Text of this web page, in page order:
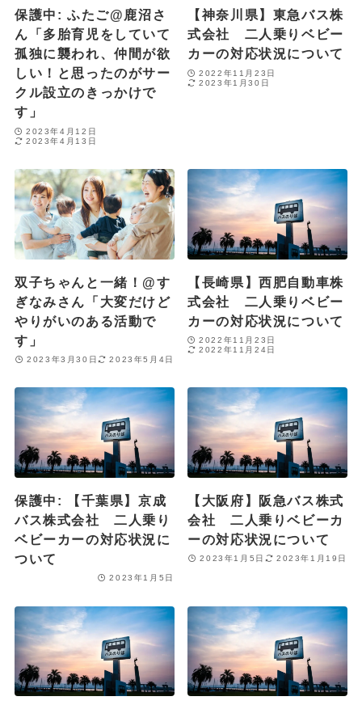
保護中: ふたご@鹿沼さ
ん「多胎育児をしていて
孤独に襲われ、仲間が欲
しい！と思ったのがサー
クル設立のきっかけで
す」
2023年4月12日
2023年4月13日
【神奈川県】東急バス株
式会社 二人乗りベビー
カーの対応状況について
2022年11月23日
2023年1月30日
双子ちゃんと一緒！@す
ぎなみさん「大変だけど
やりがいのある活動で
す」
2023年3月30日 2023年5月4日
【長崎県】西肥自動車株
式会社 二人乗りベビー
カーの対応状況について
2022年11月23日
2022年11月24日
保護中: 【千葉県】京成
バス株式会社 二人乗り
ベビーカーの対応状況に
ついて
2023年1月5日
【大阪府】阪急バス株式
会社 二人乗りベビーカ
ーの対応状況について
2023年1月5日 2023年1月19日